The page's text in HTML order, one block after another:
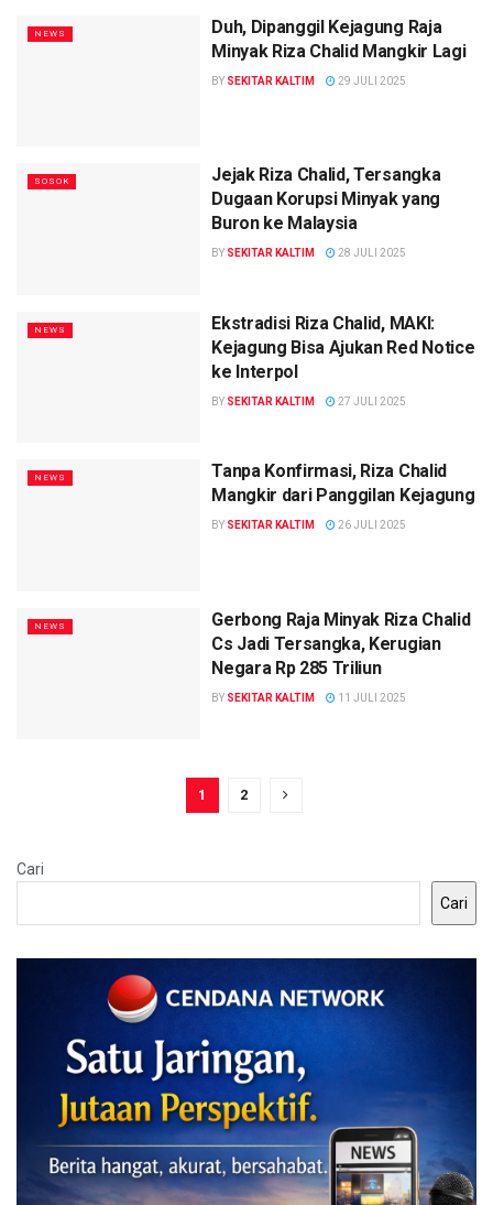
NEWS
Duh, Dipanggil Kejagung Raja
Minyak Riza Chalid Mangkir Lagi
BY SEKITAR KALTIM 29 JULI 2025
SOSOK
Jejak Riza Chalid, Tersangka
Dugaan Korupsi Minyak yang
Buron ke Malaysia
BY SEKITAR KALTIM 28 JULI 2025
NEWS
Ekstradisi Riza Chalid, MAKI:
Kejagung Bisa Ajukan Red Notice
ke Interpol
BY SEKITAR KALTIM 27 JULI 2025
NEWS
Tanpa Konfirmasi, Riza Chalid
Mangkir dari Panggilan Kejagung
BY SEKITAR KALTIM 26 JULI 2025
NEWS
Gerbong Raja Minyak Riza Chalid
Cs Jadi Tersangka, Kerugian
Negara Rp 285 Triliun
BY SEKITAR KALTIM 11 JULI 2025
1 2
Cari
Cari